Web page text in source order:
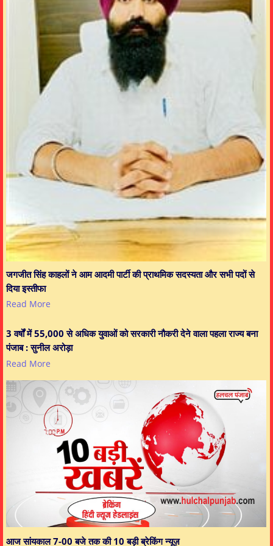
जगजीत सिंह काहलों ने आम आदमी पार्टी की प्राथमिक सदस्यता और सभी पदों से
दिया इस्तीफा
Read More
3 वर्षों में 55,000 से अधिक युवाओं को सरकारी नौकरी देने वाला पहला राज्य बना
पंजाब : सुनील अरोड़ा
Read More
आज सांयकाल 7-00 बजे तक की 10 बड़ी ब्रेकिंग न्यूज़